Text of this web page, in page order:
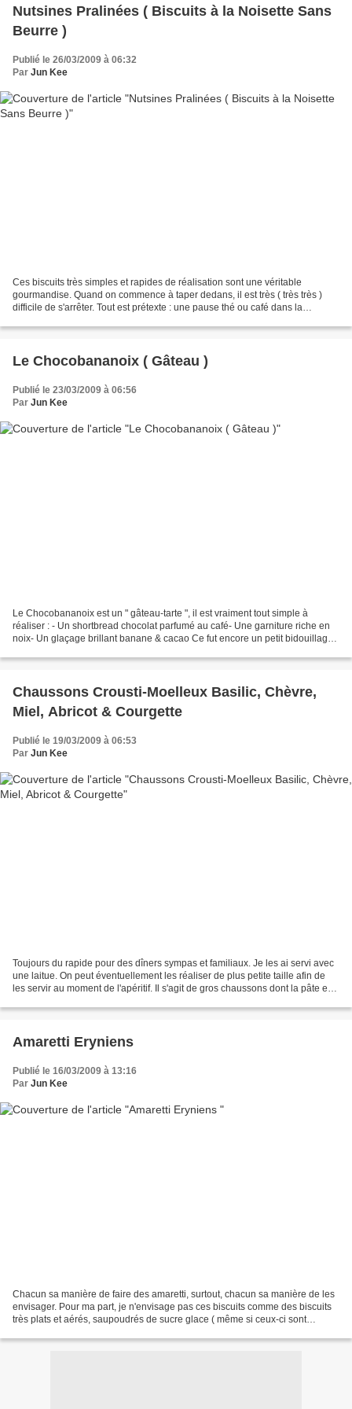
Nutsines Pralinées ( Biscuits à la Noisette Sans
Beurre )
Publié le 26/03/2009 à 06:32
Par Jun Kee
Ces biscuits très simples et rapides de réalisation sont une véritable
gourmandise. Quand on commence à taper dedans, il est très ( très très )
difficile de s'arrêter. Tout est prétexte : une pause thé ou café dans la
Le Chocobananoix ( Gâteau )
Publié le 23/03/2009 à 06:56
Par Jun Kee
Le Chocobananoix est un " gâteau-tarte ", il est vraiment tout simple à
réaliser : - Un shortbread chocolat parfumé au café- Une garniture riche en
noix- Un glaçage brillant banane & cacao Ce fut encore un petit bidouillage
Chaussons Crousti-Moelleux Basilic, Chèvre,
Miel, Abricot & Courgette
Publié le 19/03/2009 à 06:53
Par Jun Kee
Toujours du rapide pour des dîners sympas et familiaux. Je les ai servi avec
une laitue. On peut éventuellement les réaliser de plus petite taille afin de
les servir au moment de l'apéritif. Il s'agit de gros chaussons dont la pâte est
Amaretti Eryniens
Publié le 16/03/2009 à 13:16
Par Jun Kee
Chacun sa manière de faire des amaretti, surtout, chacun sa manière de les
envisager. Pour ma part, je n'envisage pas ces biscuits comme des biscuits
très plats et aérés, saupoudrés de sucre glace ( même si ceux-ci sont